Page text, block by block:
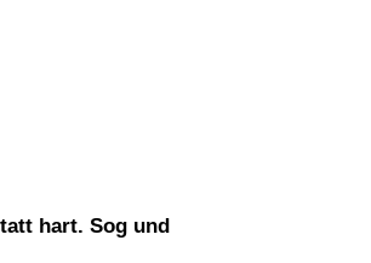
hart. Sog und